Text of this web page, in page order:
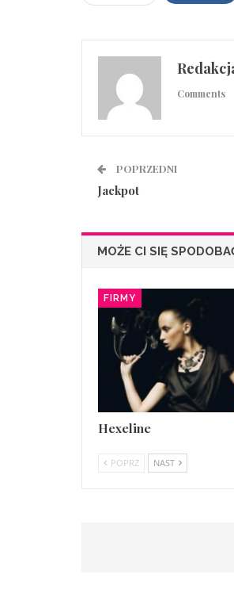
Comments
POPRZEDNI
Jackpot
MOŻE CI SIĘ
FIRMY
Hexeline
POPRZ NAST